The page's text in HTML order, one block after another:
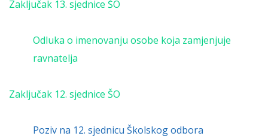
Zaključak 13. sjednice ŠO
Odluka o imenovanju osobe koja zamjenjuje
ravnatelja
Zaključak 12. sjednice ŠO
Poziv na 12. sjednicu Školskog odbora